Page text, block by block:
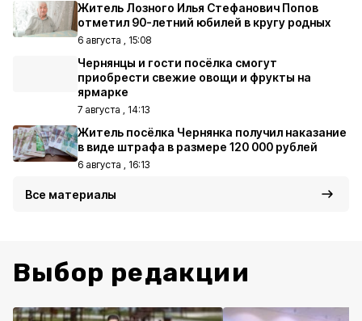
Житель Лозного Илья Стефанович Попов
отметил 90-летний юбилей в кругу родных
6 августа , 15:08
Чернянцы и гости посёлка смогут
приобрести свежие овощи и фрукты на
ярмарке
7 августа , 14:13
Житель посёлка Чернянка получил наказание
в виде штрафа в размере 120 000 рублей
6 августа , 16:13
Все материалы
Выбор редакции